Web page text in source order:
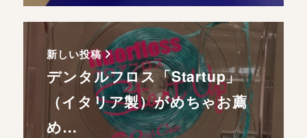
新しい投稿
デンタルフロス「Startup」
（イタリア製）がめちゃお薦
め…